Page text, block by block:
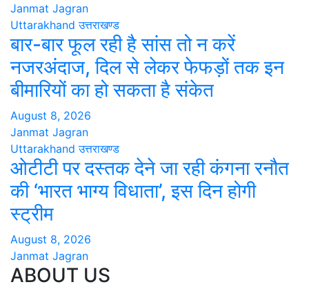
Janmat Jagran
Uttarakhand उत्तराखण्ड
बार-बार फूल रही है सांस तो न करें
नजरअंदाज, दिल से लेकर फेफड़ों तक इन
बीमारियों का हो सकता है संकेत
August 8, 2026
Janmat Jagran
Uttarakhand उत्तराखण्ड
ओटीटी पर दस्तक देने जा रही कंगना रनौत
की ‘भारत भाग्य विधाता’, इस दिन होगी
स्ट्रीम
August 8, 2026
Janmat Jagran
ABOUT US